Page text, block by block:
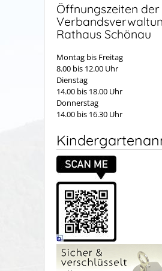
Öffnungszeiten der
Rathaus Schönau
Montag bis Freitag
8.00 bis 12.00 Uhr
Dienstag
14.00 bis 18.00 Uhr
Donnerstag
14.00 bis 16.30 Uhr